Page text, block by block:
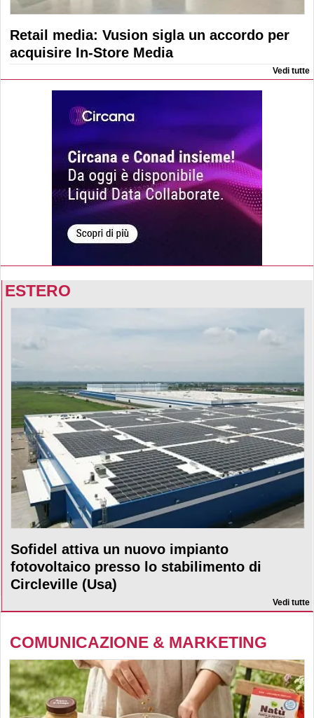
Retail media: Vusion sigla un accordo per
acquisire In-Store Media
Vedi tutte
ESTERO
Sofidel attiva un nuovo impianto
fotovoltaico presso lo stabilimento di
Circleville (Usa)
Vedi tutte
COMUNICAZIONE & MARKETING